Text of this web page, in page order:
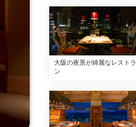
大阪の夜景が綺麗なレストラ
ン